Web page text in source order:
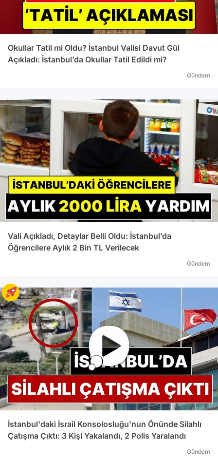
Okullar Tatil mi Oldu? İstanbul Valisi Davut Gül
Açıkladı: İstanbul’da Okullar Tatil Edildi mi?
Gündem
Vali Açıkladı, Detaylar Belli Oldu: İstanbul’da
Öğrencilere Aylık 2 Bin TL Verilecek
Gündem
İstanbul'daki İsrail Konsolosluğu'nun Önünde Silahlı
Çatışma Çıktı: 3 Kişi Yakalandı, 2 Polis Yaralandı
Gündem